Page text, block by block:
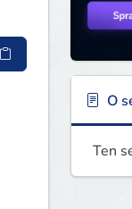
O
Ten